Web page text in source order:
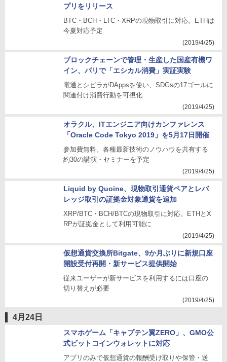
プリをリリース
BTC・BCH・LTC・XRPの現物取引に対応。ETHは
今夏対応予定
(2019/4/25)
ブロックチェーンで管理・生産した国産有機ワ
イン、パリで「エシカル消費」実証実験
電通とシビラがDAppsを使い、SDGsの17ゴールに
関連付け消費行動を可視化
(2019/4/25)
オラクル、ITエンジニア向けカンファレンス
「Oracle Code Tokyo 2019」を5月17日開催
参加費無料。各種最新技術のノウハウを共有する
約30の講演・セミナーを予定
(2019/4/25)
Liquid by Quoine、現物取引通貨ペアとレバ
レッジ取引の証拠金対象通貨を追加
XRP/BTC・BCH/BTCの現物取引に対応。ETHとX
RPが証拠金として利用可能に
(2019/4/25)
仮想通貨交換所Bitgate、9か月ぶりに新規口座
開設受付再開・新サービス提供開始
従来ユーザーが新サービスを利用するには口座の
切り替えが必要
(2019/4/25)
4月24日
スマホゲーム「キャプテン翼ZERO」、GMO公
式ビットコインウォレットに対応
アプリのみで仮想通貨の報酬受け取りや保管・送